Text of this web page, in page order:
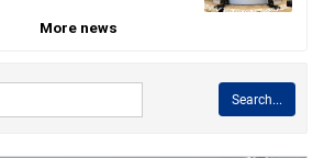
More news
Search...